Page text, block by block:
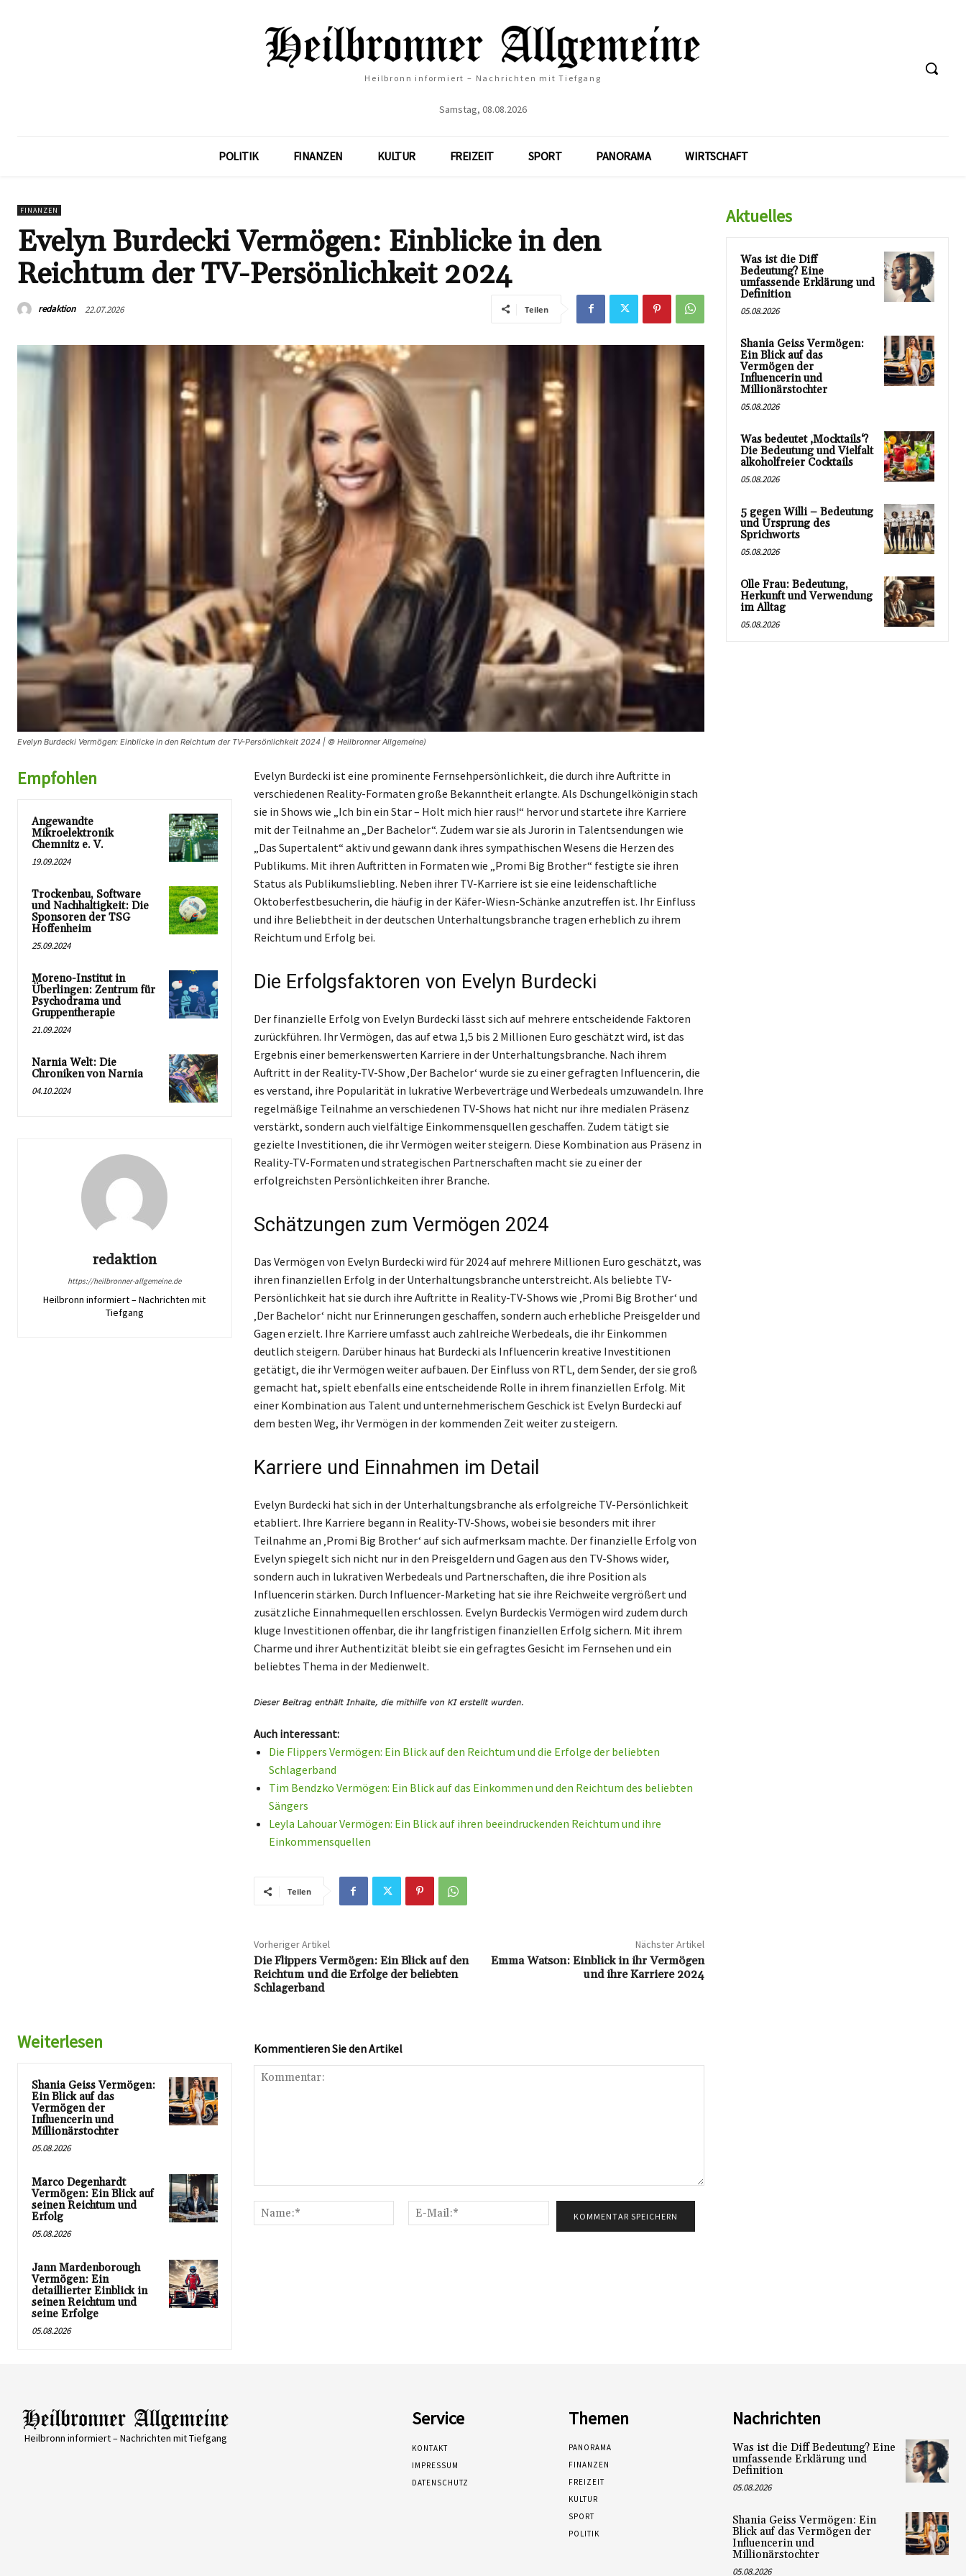
Heilbronn informiert – Nachrichten mit Tiefgang
Samstag, 08.08.2026
POLITIK FINANZEN KULTUR FREIZEIT SPORT PANORAMA WIRTSCHAFT
FINANZEN
Evelyn Burdecki Vermögen: Einblicke in den
Reichtum der TV-Persönlichkeit 2024
redaktion 22.07.2026 Teilen
Evelyn Burdecki Vermögen: Einblicke in den Reichtum der TV-Persönlichkeit 2024 | © Heilbronner Allgemeine)
Empfohlen
Angewandte
Mikroelektronik
Chemnitz e. V.
19.09.2024
Trockenbau, Software
und Nachhaltigkeit: Die
Sponsoren der TSG
Hoffenheim
25.09.2024
Moreno-Institut in
Überlingen: Zentrum für
Psychodrama und
Gruppentherapie
21.09.2024
Narnia Welt: Die
Chroniken von Narnia
04.10.2024
redaktion
https://heilbronner-allgemeine.de
Heilbronn informiert – Nachrichten mit
Tiefgang
Evelyn Burdecki ist eine prominente Fernsehpersönlichkeit, die durch ihre Auftritte in
verschiedenen Reality-Formaten große Bekanntheit erlangte. Als Dschungelkönigin stach
sie in Shows wie „Ich bin ein Star – Holt mich hier raus!“ hervor und startete ihre Karriere
mit der Teilnahme an „Der Bachelor“. Zudem war sie als Jurorin in Talentsendungen wie
„Das Supertalent“ aktiv und gewann dank ihres sympathischen Wesens die Herzen des
Publikums. Mit ihren Auftritten in Formaten wie „Promi Big Brother“ festigte sie ihren
Status als Publikumsliebling. Neben ihrer TV-Karriere ist sie eine leidenschaftliche
Oktoberfestbesucherin, die häufig in der Käfer-Wiesn-Schänke anzutreffen ist. Ihr Einfluss
und ihre Beliebtheit in der deutschen Unterhaltungsbranche tragen erheblich zu ihrem
Reichtum und Erfolg bei.
Die Erfolgsfaktoren von Evelyn Burdecki
Der finanzielle Erfolg von Evelyn Burdecki lässt sich auf mehrere entscheidende Faktoren
zurückführen. Ihr Vermögen, das auf etwa 1,5 bis 2 Millionen Euro geschätzt wird, ist das
Ergebnis einer bemerkenswerten Karriere in der Unterhaltungsbranche. Nach ihrem
Auftritt in der Reality-TV-Show ‚Der Bachelor‘ wurde sie zu einer gefragten Influencerin, die
es verstand, ihre Popularität in lukrative Werbeverträge und Werbedeals umzuwandeln. Ihre
regelmäßige Teilnahme an verschiedenen TV-Shows hat nicht nur ihre medialen Präsenz
verstärkt, sondern auch vielfältige Einkommensquellen geschaffen. Zudem tätigt sie
gezielte Investitionen, die ihr Vermögen weiter steigern. Diese Kombination aus Präsenz in
Reality-TV-Formaten und strategischen Partnerschaften macht sie zu einer der
erfolgreichsten Persönlichkeiten ihrer Branche.
Schätzungen zum Vermögen 2024
Das Vermögen von Evelyn Burdecki wird für 2024 auf mehrere Millionen Euro geschätzt, was
ihren finanziellen Erfolg in der Unterhaltungsbranche unterstreicht. Als beliebte TV-
Persönlichkeit hat sie durch ihre Auftritte in Reality-TV-Shows wie ‚Promi Big Brother‘ und
‚Der Bachelor‘ nicht nur Erinnerungen geschaffen, sondern auch erhebliche Preisgelder und
Gagen erzielt. Ihre Karriere umfasst auch zahlreiche Werbedeals, die ihr Einkommen
deutlich steigern. Darüber hinaus hat Burdecki als Influencerin kreative Investitionen
getätigt, die ihr Vermögen weiter aufbauen. Der Einfluss von RTL, dem Sender, der sie groß
gemacht hat, spielt ebenfalls eine entscheidende Rolle in ihrem finanziellen Erfolg. Mit
einer Kombination aus Talent und unternehmerischem Geschick ist Evelyn Burdecki auf
dem besten Weg, ihr Vermögen in der kommenden Zeit weiter zu steigern.
Karriere und Einnahmen im Detail
Evelyn Burdecki hat sich in der Unterhaltungsbranche als erfolgreiche TV-Persönlichkeit
etabliert. Ihre Karriere begann in Reality-TV-Shows, wobei sie besonders mit ihrer
Teilnahme an ‚Promi Big Brother‘ auf sich aufmerksam machte. Der finanzielle Erfolg von
Evelyn spiegelt sich nicht nur in den Preisgeldern und Gagen aus den TV-Shows wider,
sondern auch in lukrativen Werbedeals und Partnerschaften, die ihre Position als
Influencerin stärken. Durch Influencer-Marketing hat sie ihre Reichweite vergrößert und
zusätzliche Einnahmequellen erschlossen. Evelyn Burdeckis Vermögen wird zudem durch
kluge Investitionen offenbar, die ihr langfristigen finanziellen Erfolg sichern. Mit ihrem
Charme und ihrer Authentizität bleibt sie ein gefragtes Gesicht im Fernsehen und ein
beliebtes Thema in der Medienwelt.
Auch interessant:
Die Flippers Vermögen: Ein Blick auf den Reichtum und die Erfolge der beliebten
Schlagerband
Tim Bendzko Vermögen: Ein Blick auf das Einkommen und den Reichtum des beliebten
Sängers
Leyla Lahouar Vermögen: Ein Blick auf ihren beeindruckenden Reichtum und ihre
Einkommensquellen
Teilen
Vorheriger Artikel
Die Flippers Vermögen: Ein Blick auf den
Reichtum und die Erfolge der beliebten
Schlagerband
Nächster Artikel
Emma Watson: Einblick in ihr Vermögen
und ihre Karriere 2024
Weiterlesen
Shania Geiss Vermögen:
Ein Blick auf das
Vermögen der
Influencerin und
Millionärstochter
05.08.2026
Marco Degenhardt
Vermögen: Ein Blick auf
seinen Reichtum und
Erfolg
05.08.2026
Jann Mardenborough
Vermögen: Ein
detaillierter Einblick in
seinen Reichtum und
seine Erfolge
05.08.2026
Kommentieren Sie den Artikel
Name:*
Mail:*
Aktuelles
Was ist die Diff
Bedeutung? Eine
umfassende Erklärung und
Definition
05.08.2026
Shania Geiss Vermögen:
Ein Blick auf das
Vermögen der
Influencerin und
Millionärstochter
05.08.2026
Was bedeutet ‚Mocktails‘?
Die Bedeutung und Vielfalt
alkoholfreier Cocktails
05.08.2026
5 gegen Willi – Bedeutung
und Ursprung des
Sprichworts
05.08.2026
Olle Frau: Bedeutung,
Herkunft und Verwendung
im Alltag
05.08.2026
Heilbronn informiert – Nachrichten mit Tiefgang
Service
KONTAKT
IMPRESSUM
DATENSCHUTZ
Themen
PANORAMA
FINANZEN
FREIZEIT
KULTUR
SPORT
POLITIK
Nachrichten
Was ist die Diff Bedeutung? Eine
umfassende Erklärung und
Definition
05.08.2026
Shania Geiss Vermögen: Ein
Blick auf das Vermögen der
Influencerin und
Millionärstochter
05.08.2026